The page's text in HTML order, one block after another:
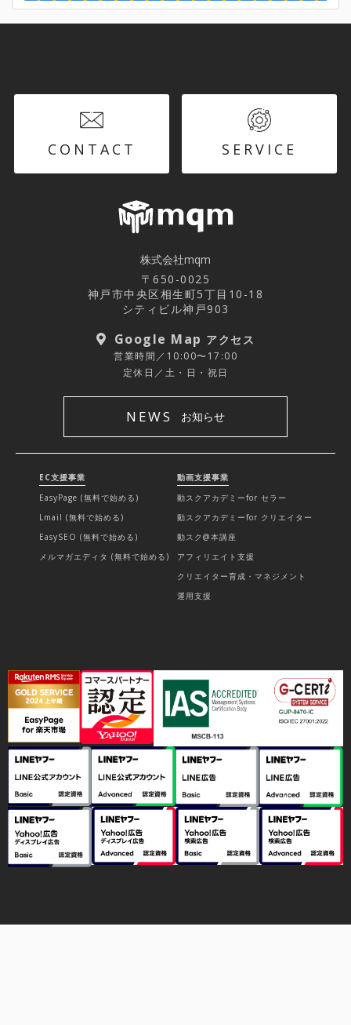
CONTACT SERVICE
株式会社mqm
〒650-0025
神戸市中央区相生町5丁目10-18
シティビル神戸903
Google Map アクセス
営業時間／10:00〜17:00
定休日／土・日・祝日
NEWS お知らせ
EC支援事業
EasyPage (無料で始める)
Lmail (無料で始める)
EasySEO (無料で始める)
メルマガエディタ (無料で始める)
動画支援事業
動スクアカデミーfor セラー
動スクアカデミーfor クリエイター
動スク@本講座
アフィリエイト支援
クリエイター育成・マネジメント
運用支援